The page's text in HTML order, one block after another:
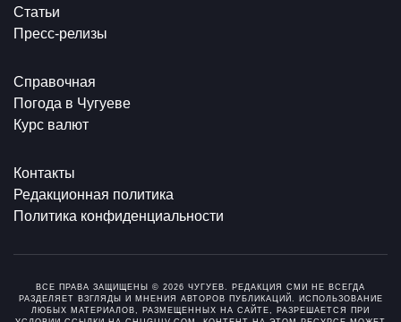
Статьи
Пресс-релизы
Справочная
Погода в Чугуеве
Курс валют
Контакты
Редакционная политика
Политика конфиденциальности
ВСЕ ПРАВА ЗАЩИЩЕНЫ © 2026 ЧУГУЕВ. РЕДАКЦИЯ СМИ НЕ ВСЕГДА
РАЗДЕЛЯЕТ ВЗГЛЯДЫ И МНЕНИЯ АВТОРОВ ПУБЛИКАЦИЙ. ИСПОЛЬЗОВАНИЕ
ЛЮБЫХ МАТЕРИАЛОВ, РАЗМЕЩЕННЫХ НА САЙТЕ, РАЗРЕШАЕТСЯ ПРИ